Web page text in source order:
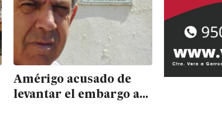
Amérigo acusado de
levantar el embargo a